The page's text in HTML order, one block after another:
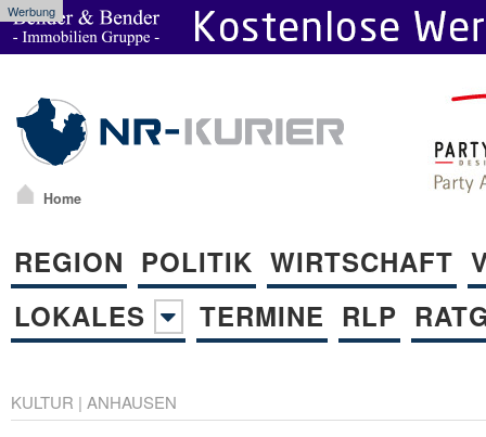
Werbung
Home
REGION POLITIK WIRTSCHAFT
LOKALES
TERMINE RLP
KULTUR | ANHAUSEN